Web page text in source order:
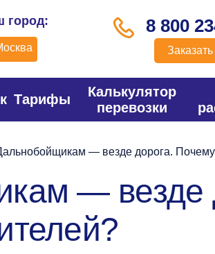
город: 8 800
Тарифы
Калькулятор
перевозки
— везде дорога.
— везде